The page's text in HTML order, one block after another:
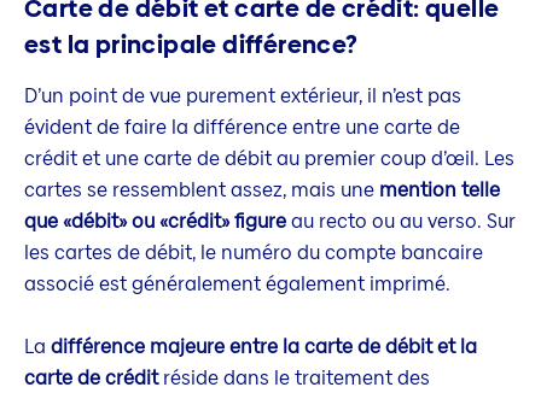
Carte de débit et carte de crédit: quelle
est la principale différence?
D’un point de vue purement extérieur, il n’est pas
évident de faire la différence entre une carte de
crédit et une carte de débit au premier coup d’œil. Les
cartes se ressemblent assez, mais une mention telle
que «débit» ou «crédit» figureau recto ou au verso. Sur
les cartes de débit, le numéro du compte bancaire
associé est généralement également imprimé.
La différence majeure entre la carte de débit et la
carte de créditréside dans le traitement des